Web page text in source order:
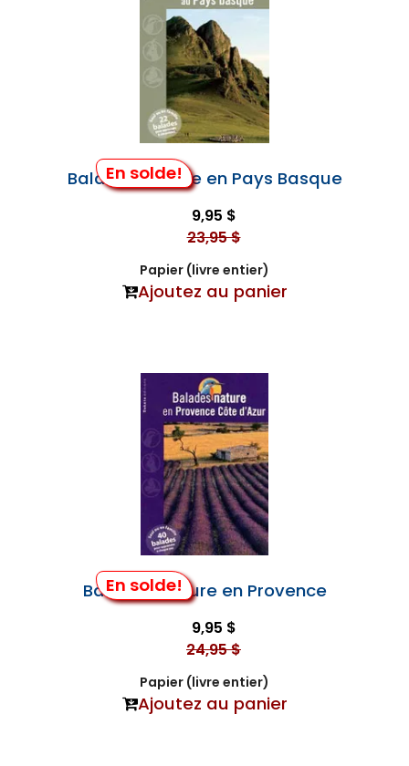
En solde!
Balades Nature en Pays Basque
9,95 $
23,95 $
Papier (livre entier)
Ajoutez au panier
En solde!
Balades Nature en Provence
9,95 $
24,95 $
Papier (livre entier)
Ajoutez au panier